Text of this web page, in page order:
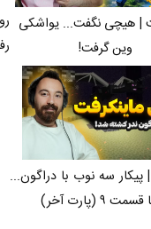
| هیچی نگفت... یواشکی
وین گرفت!
پیکار سه نوب با دراگون...
۹ (پارت آخر)